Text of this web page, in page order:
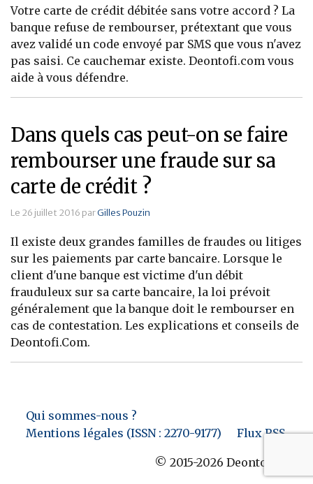
Votre carte de crédit débitée sans votre accord ? La
banque refuse de rembourser, prétextant que vous
avez validé un code envoyé par SMS que vous n'avez
pas saisi. Ce cauchemar existe. Deontofi.com vous
aide à vous défendre.
Dans quels cas peut-on se faire
rembourser une fraude sur sa
carte de crédit ?
Le 26 juillet 2016 parGilles Pouzin
Il existe deux grandes familles de fraudes ou litiges
sur les paiements par carte bancaire. Lorsque le
client d'une banque est victime d'un débit
frauduleux sur sa carte bancaire, la loi prévoit
généralement que la banque doit le rembourser en
cas de contestation. Les explications et conseils de
Deontofi.Com.
Qui sommes-nous ?
Mentions légales (ISSN : 2270-9177)
Flux RSS
© 2015-2026 Deontofi.com